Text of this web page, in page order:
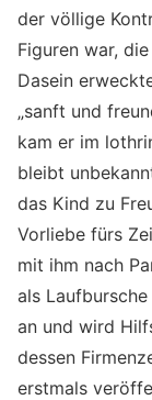
der völlige
Figuren war,
Dasein
„sanft und
kam er im
bleibt
das Kind zu
Vorliebe fürs
mit ihm nach
als
an und wird
dessen
erstmals